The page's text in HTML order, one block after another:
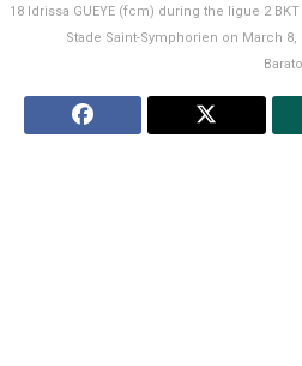
18 Idrissa GUEYE (fcm) during the ligue 2
Stade Saint-Symphorien on March